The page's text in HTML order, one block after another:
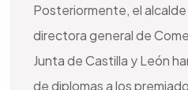
Posteriormente, el alcalde
directora general de
Junta de Castilla y León
de diplomas a los